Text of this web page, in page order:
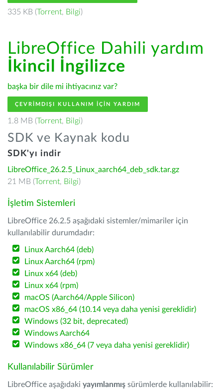
335 KB (Torrent, Bilgi)
LibreOffice Dahili yardım
İkincil İngilizce
başka bir dile mi ihtiyacınız var?
ÇEVRIMDIŞI KULLANIM IÇIN YARDIM
1.8 MB (Torrent, Bilgi)
SDK ve Kaynak kodu
SDK'yı indir
LibreOffice_26.2.5_Linux_aarch64_deb_sdk.tar.gz
21 MB (Torrent, Bilgi)
İşletim Sistemleri
LibreOffice 26.2.5 aşağıdaki sistemler/mimariler için
kullanılabilir durumdadır:
Linux Aarch64 (deb)
Linux Aarch64 (rpm)
Linux x64 (deb)
Linux x64 (rpm)
macOS (Aarch64/Apple Silicon)
macOS x86_64 (10.14 veya daha yenisi gereklidir)
Windows (32 bit, deprecated)
Windows Aarch64
Windows x86_64 (7 veya daha yenisi gereklidir)
Kullanılabilir Sürümler
LibreOffice aşağıdaki yayımlanmış sürümlerde kullanılabilir: